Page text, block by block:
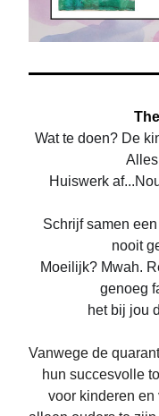
Wat te doen? De
Huiswerk
Schrijf samen
nooit
Moeilijk? Mwah.
genoeg
het bij jou
Vanwege de
hun succesvolle
voor kinderen